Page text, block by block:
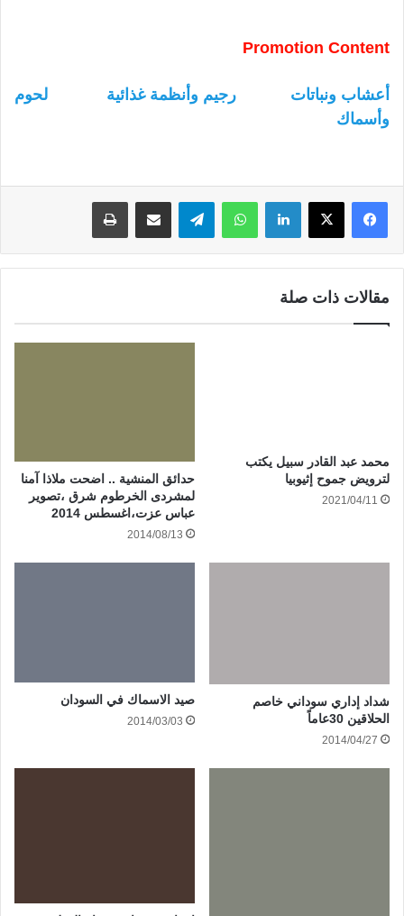
Promotion Content
أعشاب ونباتات رجيم وأنظمة غذائية
لحوم
وأسماك
لينكدإن واتساب
مقالات ذات صلة
محمد عبد القادر سبيل يكتب
لترويض جموح إثيوبيا
2021/04/11
حدائق المنشية .. اضحت ملاذا آمنا
لمشردى الخرطوم شرق ،تصوير
عباس عزت،اغسطس 2014
2014/08/13
شداد إداري سوداني خاصم
الحلاقين 30عاماً
2014/04/27
صيد الاسماك في السودان
2014/03/03